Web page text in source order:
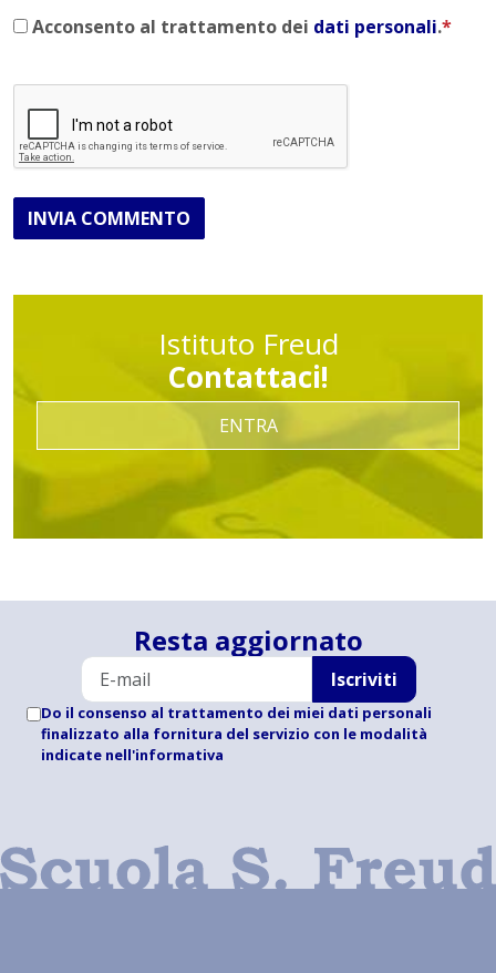
Acconsento al trattamento dei dati personali.*
INVIA COMMENTO
Istituto Freud
Contattaci!
ENTRA
Resta aggiornato
Iscriviti
Do il consenso al trattamento dei miei dati personali
finalizzato alla fornitura del servizio con le modalità
indicate nell'informativa